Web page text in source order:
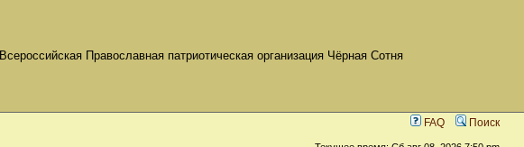
Всероссийская Православная патриотическая организация Чёрная Сотня
FAQ Поиск